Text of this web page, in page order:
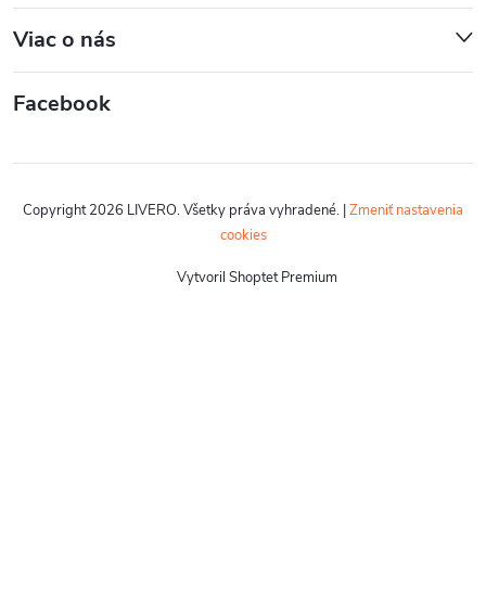
Viac o nás
Facebook
Vytvoril Shoptet Premium
Copyright 2026 LIVERO. Všetky práva vyhradené. |Zmeniť nastavenia
cookies